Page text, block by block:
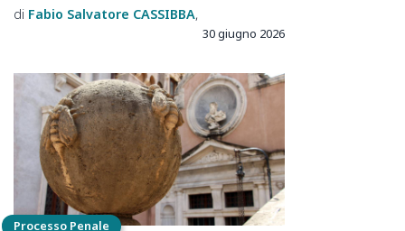
Fabio Salvatore CASSIBBA
30 giugno 2026
Processo Penale